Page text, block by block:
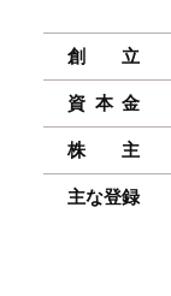
創 立
資本金
株 主
主な登録